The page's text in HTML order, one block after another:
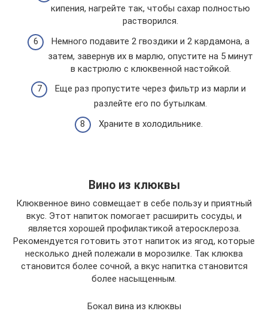
кипения, нагрейте так, чтобы сахар полностью
растворился.
Немного подавите 2 гвоздики и 2 кардамона, а
затем, завернув их в марлю, опустите на 5 минут
в кастрюлю с клюквенной настойкой.
Еще раз пропустите через фильтр из марли и
разлейте его по бутылкам.
Храните в холодильнике.
Вино из клюквы
Клюквенное вино совмещает в себе пользу и приятный
вкус. Этот напиток помогает расширить сосуды, и
является хорошей профилактикой атеросклероза.
Рекомендуется готовить этот напиток из ягод, которые
несколько дней полежали в морозилке. Так клюква
становится более сочной, а вкус напитка становится
более насыщенным.
Бокал вина из клюквы